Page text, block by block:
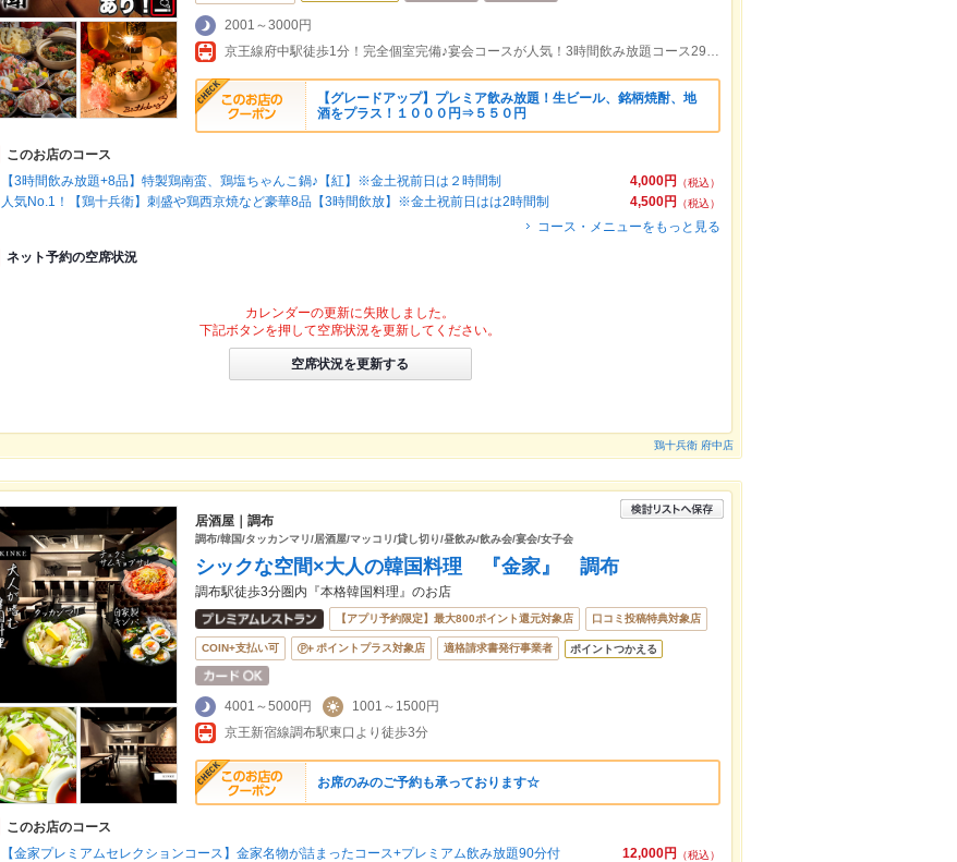
2001～3000円
京王線府中駅徒歩1分！完全個室完備♪宴会コースが人気！3時間飲み放題コース2980円(税込)～。幹事様無料クーポンあり★
【グレードアップ】プレミア飲み放題！生ビール、銘柄焼酎、地
酒をプラス！１０００円⇒５５０円
このお店のコース
4,000円
（税込）
【3時間飲み放題+8品】特製鶏南蛮、鶏塩ちゃんこ鍋♪【紅】※金土祝前日は２時間制
4,500円
（税込）
人気No.1！【鶏十兵衛】刺盛や鶏西京焼など豪華8品【3時間飲放】※金土祝前日はは2時間制
コース・メニューをもっと見る
ネット予約の空席状況
カレンダーの更新に失敗しました。
下記ボタンを押して空席状況を更新してください。
空席状況を更新する
鶏十兵衛 府中店
居酒屋｜調布
調布/韓国/タッカンマリ/居酒屋/マッコリ/貸し切り/昼飲み/飲み会/宴会/女子会
シックな空間×大人の韓国料理 『金家』 調布
調布駅徒歩3分圏内『本格韓国料理』のお店
【アプリ予約限定】最大800ポイント還元対象店 口コミ投稿特典対象店
COIN+支払い可 ポイントプラス対象店 適格請求書発行事業者 ポイントつかえる
4001～5000円
1001～1500円
京王新宿線調布駅東口より徒歩3分
お席のみのご予約も承っております☆
このお店のコース
12,000円
（税込）
【金家プレミアムセレクションコース】金家名物が詰まったコース+プレミアム飲み放題90分付